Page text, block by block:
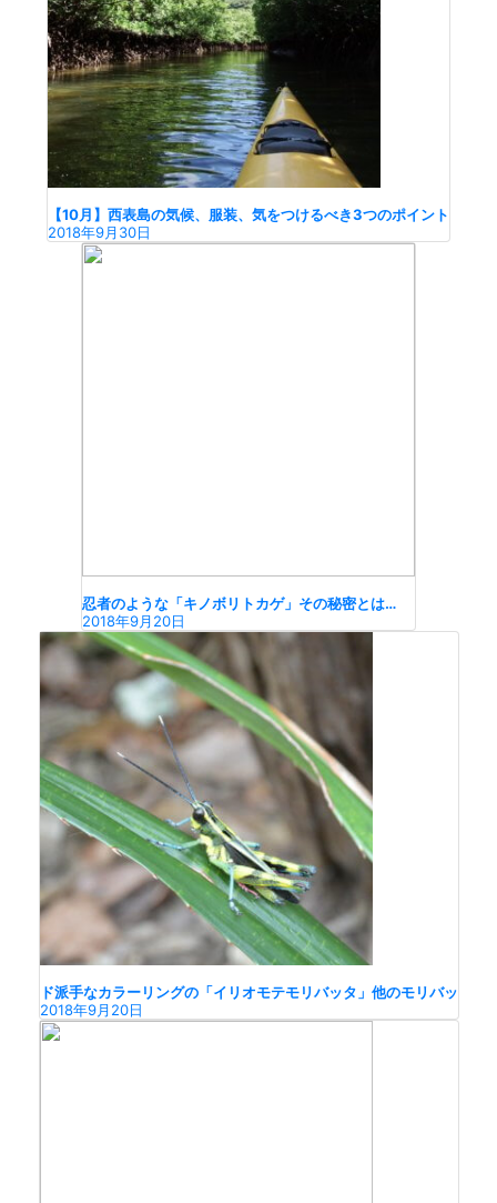
【10月】西表島の気候、服装、気をつけるべき3つのポイント
2018年9月30日
忍者のような「キノボリトカゲ」その秘密とは…
2018年9月20日
ド派手なカラーリングの「イリオモテモリバッタ」他のモリバッ
2018年9月20日